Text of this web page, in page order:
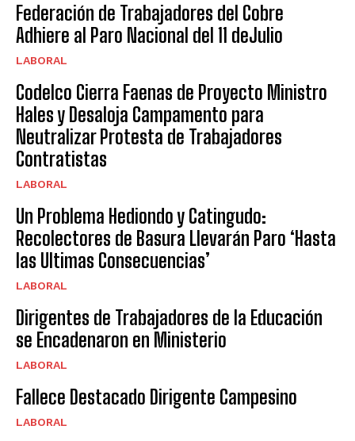
Federación de Trabajadores del Cobre
Adhiere al Paro Nacional del 11 deJulio
LABORAL
Codelco Cierra Faenas de Proyecto Ministro
Hales y Desaloja Campamento para
Neutralizar Protesta de Trabajadores
Contratistas
LABORAL
Un Problema Hediondo y Catingudo:
Recolectores de Basura Llevarán Paro ‘Hasta
las Ultimas Consecuencias’
LABORAL
Dirigentes de Trabajadores de la Educación
se Encadenaron en Ministerio
LABORAL
Fallece Destacado Dirigente Campesino
LABORAL